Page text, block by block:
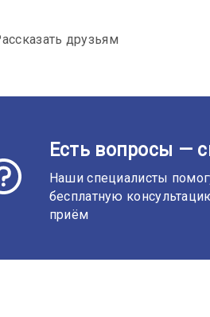
друзьям
Есть вопросы —
Наши специалисты
бесплатную
приём